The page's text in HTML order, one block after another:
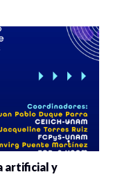
artificial y